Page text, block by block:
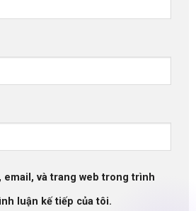
email, và trang web trong trình
luận kế tiếp của tôi.